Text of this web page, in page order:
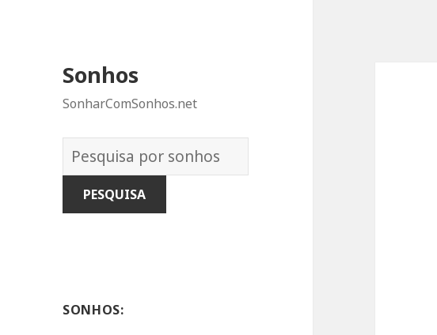
Sonhos
SonharComSonhos.net
Dicionário
dos
Sonhos:
SONHOS: